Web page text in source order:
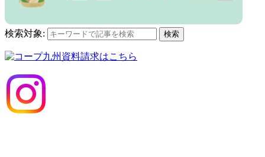
検索対象: 検索